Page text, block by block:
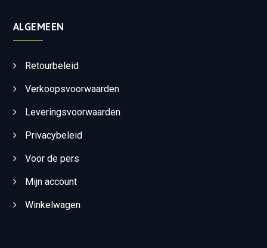
ALGEMEEN
Retourbeleid
Verkoopsvoorwaarden
Leveringsvoorwaarden
Privacybeleid
Voor de pers
Mijn account
Winkelwagen